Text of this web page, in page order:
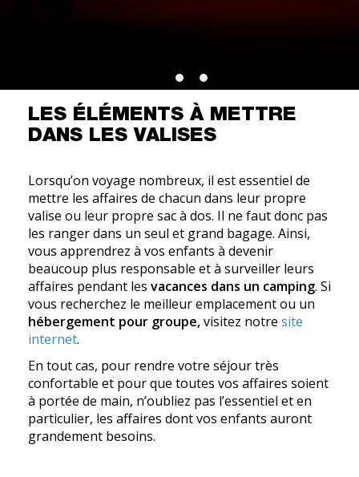
LES ÉLÉMENTS À METTRE
DANS LES VALISES
Lorsqu’on voyage nombreux, il est essentiel de
mettre les affaires de chacun dans leur propre
valise ou leur propre sac à dos. Il ne faut donc pas
les ranger dans un seul et grand bagage. Ainsi,
vous apprendrez à vos enfants à devenir
beaucoup plus responsable et à surveiller leurs
affaires pendant les vacances dans un camping. Si
vous recherchez le meilleur emplacement ou un
hébergement pour groupe,visitez notre site
internet.
En tout cas, pour rendre votre séjour très
confortable et pour que toutes vos affaires soient
à portée de main, n’oubliez pas l’essentiel et en
particulier, les affaires dont vos enfants auront
grandement besoins.